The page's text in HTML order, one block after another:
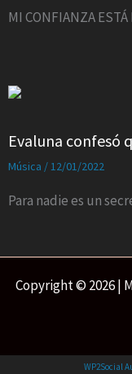
MI CONFIANZA
Evaluna confesó
Música /12/01/2022
Para nadie es un
Copyright © 2026 |
WP2Social